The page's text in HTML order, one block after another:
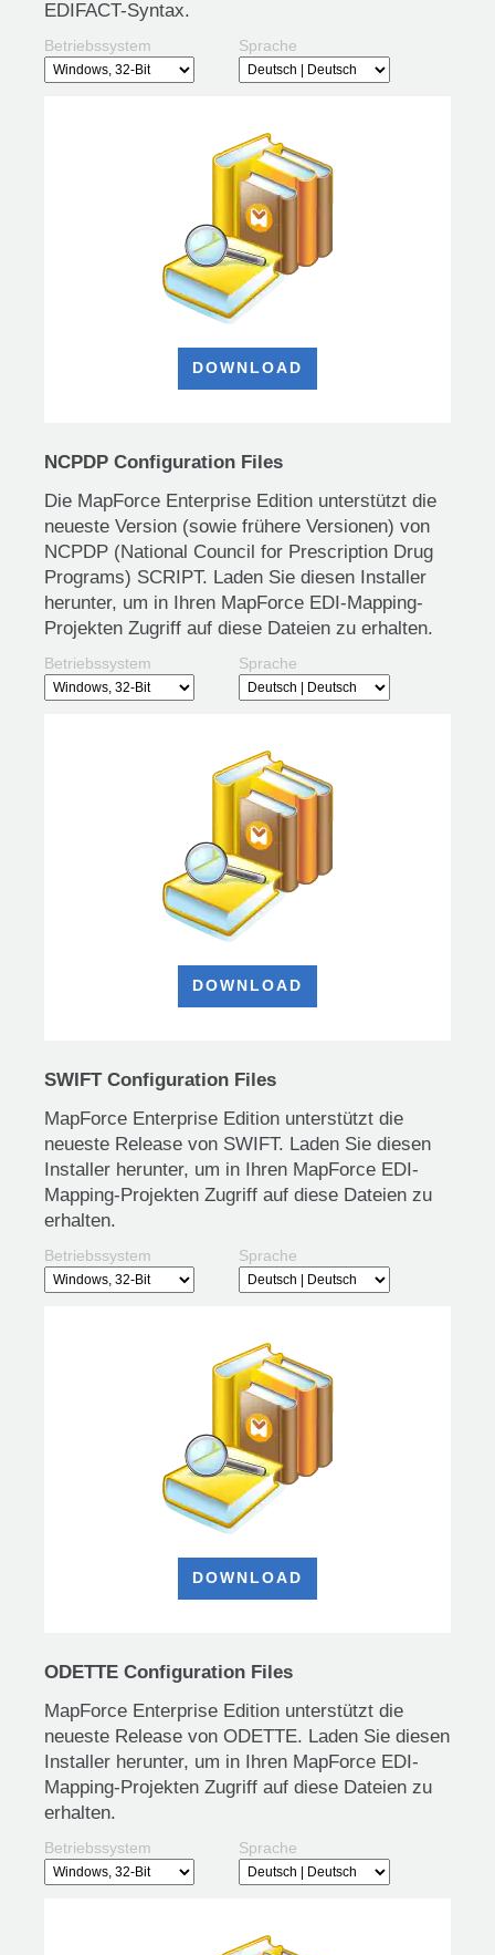
EDIFACT-Syntax.
Betriebssystem Sprache
DOWNLOAD
NCPDP Configuration Files
Die MapForce Enterprise Edition unterstützt die
neueste Version (sowie frühere Versionen) von
NCPDP (National Council for Prescription Drug
Programs) SCRIPT. Laden Sie diesen Installer
herunter, um in Ihren MapForce EDI-Mapping-
Projekten Zugriff auf diese Dateien zu erhalten.
Betriebssystem Sprache
DOWNLOAD
SWIFT Configuration Files
MapForce Enterprise Edition unterstützt die
neueste Release von SWIFT. Laden Sie diesen
Installer herunter, um in Ihren MapForce EDI-
Mapping-Projekten Zugriff auf diese Dateien zu
erhalten.
Betriebssystem Sprache
DOWNLOAD
ODETTE Configuration Files
MapForce Enterprise Edition unterstützt die
neueste Release von ODETTE. Laden Sie diesen
Installer herunter, um in Ihren MapForce EDI-
Mapping-Projekten Zugriff auf diese Dateien zu
erhalten.
Betriebssystem Sprache